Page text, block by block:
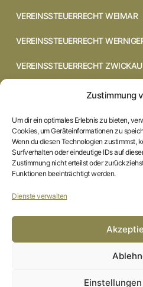
Zustimmung
Um dir ein optimales Erlebnis zu bieten,
Cookies, um Geräteinformationen zu
Wenn du diesen Technologien zustimmst,
Surfverhalten oder eindeutige IDs auf
Zustimmung nicht erteilst oder
Funktionen beeinträchtigt werden.
Dienste verwalten
VEREINSSTEUERRECHT WEIMAR
VEREINSSTEUERRECHT
VEREINSSTEUERRECHT ZWICKAU
VEREINSSTEUERRECHT CHEMNITZ
VEREINSSTEUERRECHT DRESDEN
VEREINSSTEUERRECHT COTTBUS
VEREINSSTEUERRECHT IN
STARTSEITE